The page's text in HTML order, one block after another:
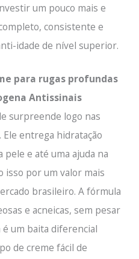
um pouco mais e
consistente e
idade de nível superior.
para rugas profundas
Antissinais
surpreende logo nas
entrega hidratação
e até uma ajuda na
isso por um valor mais
brasileiro. A fórmula
e acneicas, sem pesar
um baita diferencial
de creme fácil de